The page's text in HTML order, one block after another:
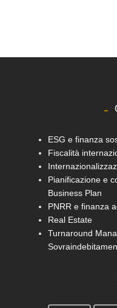
ESG e finanza
Fiscalità
Pianificazione e
Business Plan
PNRR e finanza
Real Estate
Turnaround